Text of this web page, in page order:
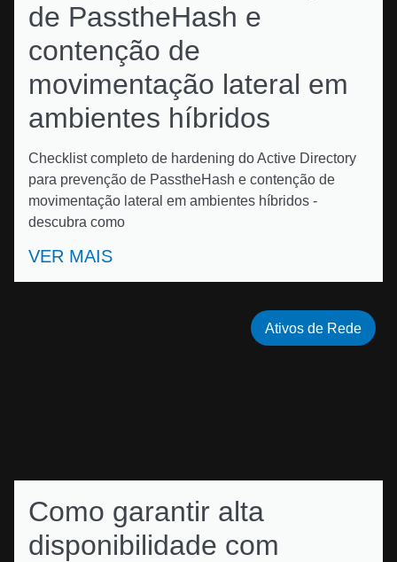
de PasstheHash e
contenção de
movimentação lateral em
ambientes híbridos
Checklist completo de hardening do Active Directory
para prevenção de PasstheHash e contenção de
movimentação lateral em ambientes híbridos -
descubra como
VER MAIS
Como garantir alta
disponibilidade com
Ativos de Rede